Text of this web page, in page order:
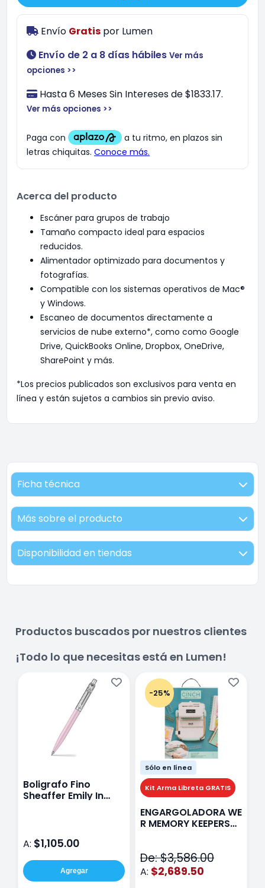
Envío Gratis por Lumen
Envío de 2 a 8 días hábiles Ver más
opciones >>
Hasta 6 Meses Sin Intereses de $1833.17.
Ver más opciones >>
Acerca del producto
Escáner para grupos de trabajo
Tamaño compacto ideal para espacios
reducidos.
Alimentador optimizado para documentos y
fotografías.
Compatible con los sistemas operativos de Mac®
y Windows.
Escaneo de documentos directamente a
servicios de nube externo*, como como Google
Drive, QuickBooks Online, Dropbox, OneDrive,
SharePoint y más.
*Los precios publicados son exclusivos para venta en
línea y están sujetos a cambios sin previo aviso.
Ficha técnica
Más sobre el producto
Disponibilidad en tiendas
Productos buscados por nuestros clientes
¡Todo lo que necesitas está en Lumen!
Boligrafo Fino
Sheaffer Emily In
A: $1,105.00
Agregar
-25%
Sólo en línea
Kit Arma Libreta GRATIS
ENGARGOLADORA WE
R MEMORY KEEPERS
De: $3,586.00
A: $2,689.50